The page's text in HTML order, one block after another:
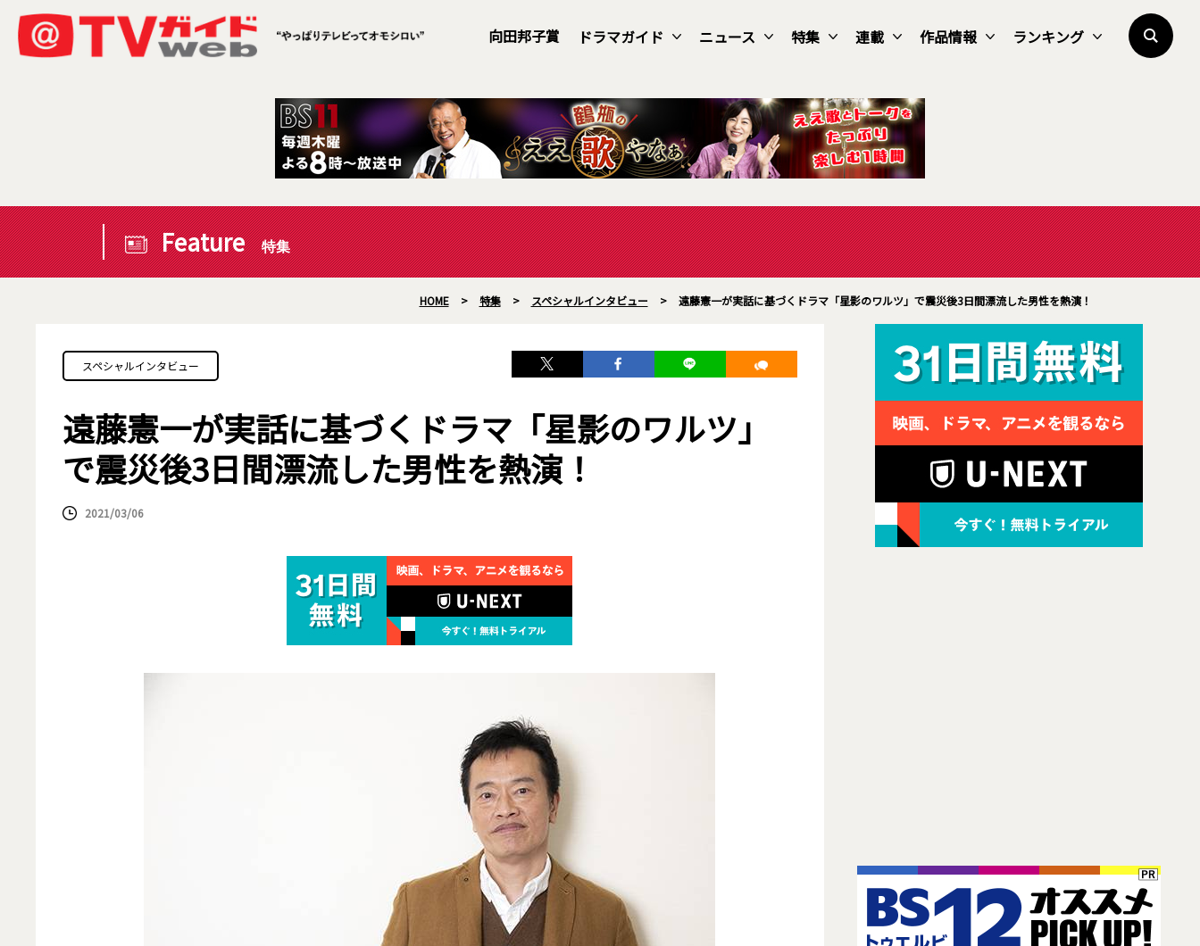
向田邦子賞 ドラマガイド ニュース 特集 連載 作品情報 ランキング
Feature 特集
HOME > 特集 > スペシャルインタビュー > 遠藤憲一が実話に基づくドラマ「星影のワルツ」で震災後3日間漂流した男性を熱演！
スペシャルインタビュー
遠藤憲一が実話に基づくドラマ「星影のワルツ」
で震災後3日間漂流した男性を熱演！
2021/03/06